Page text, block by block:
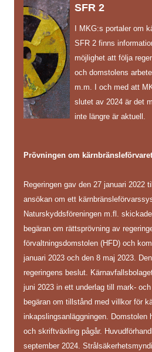
SFR 2
I MKG:s portaler om
SFR 2 finns
möjlighet att följa
och domstolens
m.m. I och med att
slutet av 2024 är det
inte längre är aktuell.
Prövningen om
Regeringen gav den 27 januari 2022
ansökan om ett
Naturskyddsföreningen m.fl.
begäran om rättsprövning av
förvaltningsdomstolen (HFD) och
januari 2023 och den 8 maj 2023.
regeringens beslut.
juni 2023 in ett underlag till mark-
begäran om tillstånd med villkor för
inkapslingsanläggningen. Domstolen
och skriftväxling pågår.
september 2024.